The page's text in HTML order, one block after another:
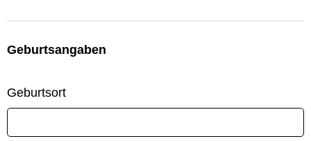
Geburtsangaben
Geburtsort